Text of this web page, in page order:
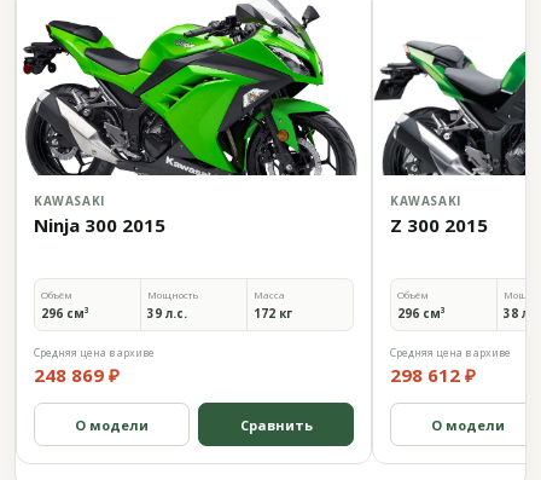
KAWASAKI
Ninja 300 2015
Объём
296 см³
Мощность
39 л.с.
Масса
172 кг
Средняя цена в архиве
248 869 ₽
О модели Сравнить
KAWASAKI
Z 300 2015
Объём
296 см³ 38
Средняя цена в архиве
298 612 ₽
О модели